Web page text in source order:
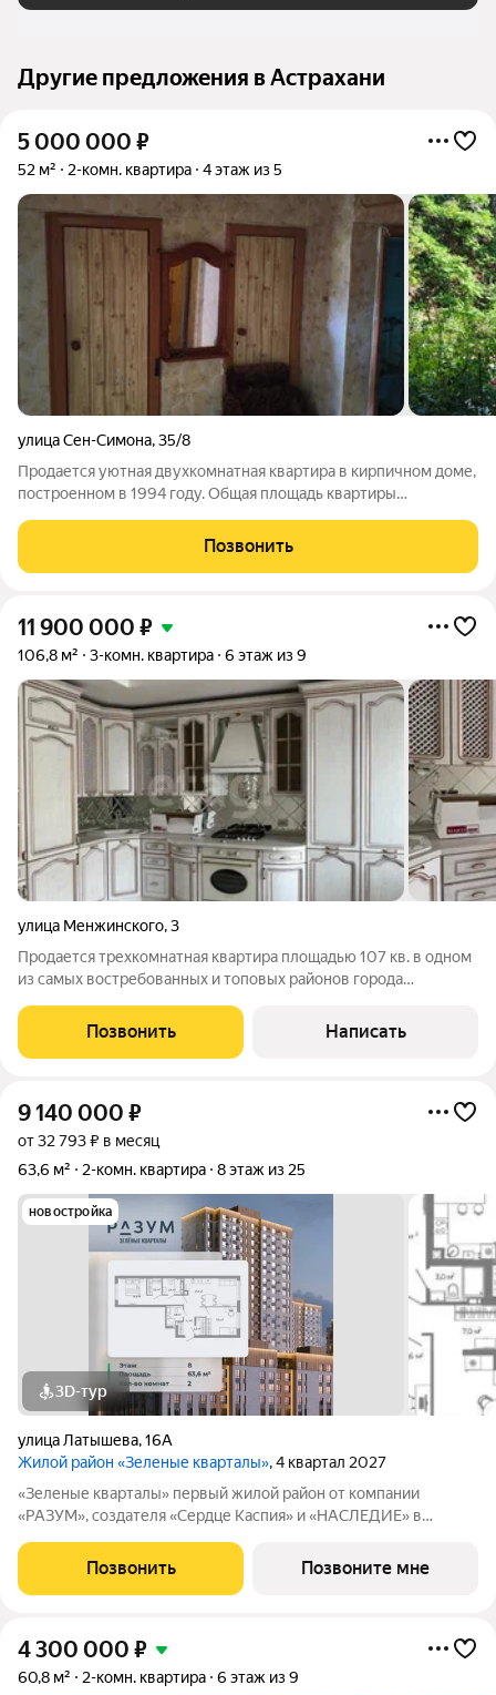
Другие предложения в Астрахани
5 000 000 ₽
52 м² 2-комн. квартира 4 этаж из 5
улица Сен-Симона,35/8
Продается уютная двухкомнатная квартира в кирпичном доме,
построенном в 1994 году. Общая площадь квартиры
метров. Квартира расположена на 4
Позвонить
11 900 000 ₽
106,8 м² 3-комн. квартира 6 этаж из 9
улица Менжинского,3
Продается трехкомнатная квартира площадью 107 кв. в одном
из самых востребованных и топовых районов города
ремонта, с момента сдачи дома никто не проживал. В квартире
три жилые комнаты, кухня,
Позвонить Написать
9 140 000 ₽
от 32 793 ₽ в месяц
63,6 м²
2-комн. квартира 8 этаж из 25
новостройка
3D-тур
улица Латышева,16А
Жилой район «Зеленые кварталы», 4 квартал 2027
«Зеленые кварталы» первый жилой район от компании
«РАЗУМ», создателя «Сердце Каспия» и «НАСЛЕДИЕ» в
объединенных общим бульваром. Жилой район расположен в
центре университетской жизни Астрахани. Рядом
Позвонить Позвоните мне
4 300 000 ₽
60,8 м² 2-комн. квартира 6 этаж из 9